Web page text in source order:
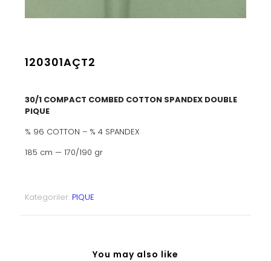
120301AÇT2
30/1 COMPACT COMBED COTTON SPANDEX DOUBLE
PIQUE
% 96 COTTON – % 4 SPANDEX
185 cm — 170/190 gr
Kategoriler: PIQUE
You may also like